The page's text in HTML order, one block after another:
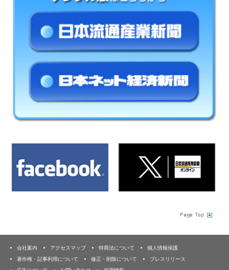
会社案内 アクセスマップ 特商法について
個人情報保護
著作権・記事利用について
修正・削除について
プレスリリース